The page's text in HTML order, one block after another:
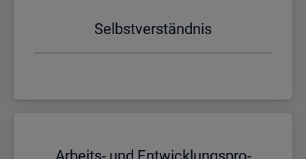
Selbst­ver­ständ­nis